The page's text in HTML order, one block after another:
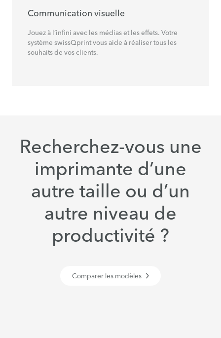
Communication visuelle
Jouez à l’infini avec les médias et les effets. Votre
système swissQprint vous aide à réaliser tous les
souhaits de vos clients.
Recherchez-vous une
imprimante d’une
autre taille ou d’un
autre niveau de
productivité ?
Comparer les modèles